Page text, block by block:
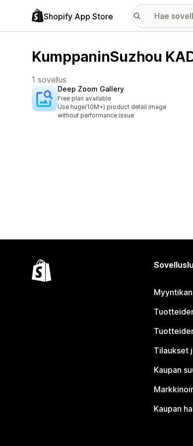
Shopify App Store
KumppaninSuzhou
1 sovellus
Deep Zoom Gallery
Free plan available
Use huge(10M+) product detail image
without performance issue
Tilaukset
Kaupan
Kaupan